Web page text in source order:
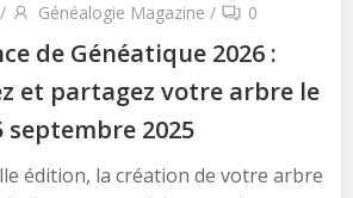
/ Généalogie Magazine / 0
de Généatique 2026 :
et partagez votre arbre le
septembre 2025
édition, la création de votre arbre